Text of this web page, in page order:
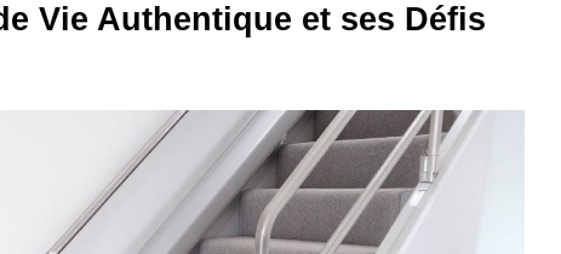
Vie Authentique et ses Défis